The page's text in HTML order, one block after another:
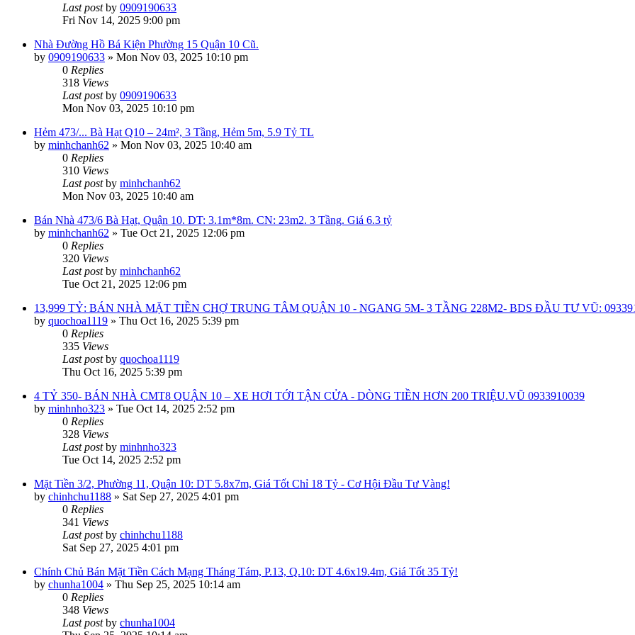
Last postby 0909190633
Fri Nov 14, 2025 9:00 pm
Nhà Đường Hồ Bá Kiện Phường 15 Quận 10 Cũ.
by 0909190633 » Mon Nov 03, 2025 10:10 pm
0 Replies
318 Views
Last postby 0909190633
Mon Nov 03, 2025 10:10 pm
Hẻm 473/... Bà Hạt Q10 – 24m², 3 Tầng, Hẻm 5m, 5.9 Tỷ TL
by minhchanh62 » Mon Nov 03, 2025 10:40 am
0 Replies
310 Views
Last postby minhchanh62
Mon Nov 03, 2025 10:40 am
Bán Nhà 473/6 Bà Hạt, Quận 10. DT: 3.1m*8m. CN: 23m2. 3 Tầng. Giá 6.3 tỷ
by minhchanh62 » Tue Oct 21, 2025 12:06 pm
0 Replies
320 Views
Last postby minhchanh62
Tue Oct 21, 2025 12:06 pm
13,999 TỶ: BÁN NHÀ MẶT TIỀN CHỢ TRUNG TÂM QUẬN 10 - NGANG 5M- 3 TẦNG 228M2- BDS ĐẦU TƯ VŨ:
by quochoa1119 » Thu Oct 16, 2025 5:39 pm
0 Replies
335 Views
Last postby quochoa1119
Thu Oct 16, 2025 5:39 pm
4 TỶ 350- BÁN NHÀ CMT8 QUẬN 10 – XE HƠI TỚI TẬN CỬA - DÒNG TIỀN HƠN 200 TRIỆU.VŨ 0933910039
by minhnho323 » Tue Oct 14, 2025 2:52 pm
0 Replies
328 Views
Last postby minhnho323
Tue Oct 14, 2025 2:52 pm
Mặt Tiền 3/2, Phường 11, Quận 10: DT 5.8x7m, Giá Tốt Chỉ 18 Tỷ - Cơ Hội Đầu Tư Vàng!
by chinhchu1188 » Sat Sep 27, 2025 4:01 pm
0 Replies
341 Views
Last postby chinhchu1188
Sat Sep 27, 2025 4:01 pm
Chính Chủ Bán Mặt Tiền Cách Mạng Tháng Tám, P.13, Q.10: DT 4.6x19.4m, Giá Tốt 35 Tỷ!
by chunha1004 » Thu Sep 25, 2025 10:14 am
0 Replies
348 Views
Last postby chunha1004